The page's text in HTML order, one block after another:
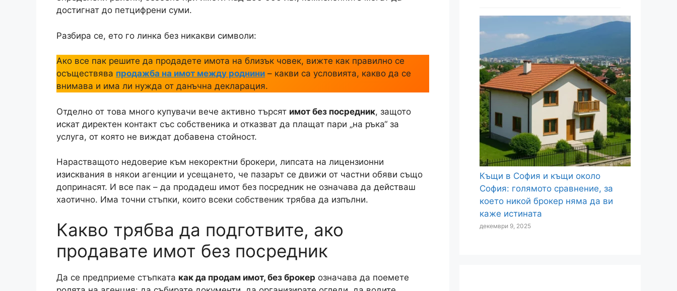
това има много специфики, които трябва да бъдат изпълнени правилно, за да не се
измами.
Защо хората предпочитат да продават
имот без посредник
Основната причина, поради която продавачите се питаткак да продам имот, без
брокер, е икономическа. Брокерската услуга обикновено струва между 2% и 4%, като
понякога комисионната е дължима и от двете страни – купувач и продавач. В
достигнат до петцифрени суми.
Къща в Драгалевци: истината за
цените, парцелите и
инфраструктурата накратко
декември 15, 2025